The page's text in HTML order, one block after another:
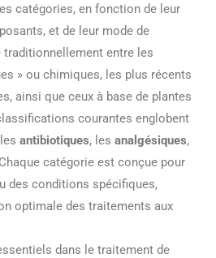
catégories, en fonction de leur
et de leur mode de
entre les
» ou chimiques, les plus récents
ainsi que ceux à base de plantes
courantes englobent
antibiotiques, les analgésiques,
catégorie est conçue pour
des conditions spécifiques,
optimale des traitements aux
dans le traitement de